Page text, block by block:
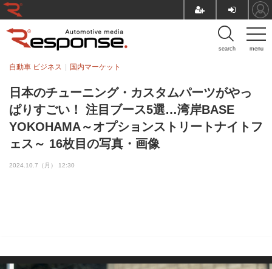
menu
search
日本のチューニング・カスタムパーツがやっ
ぱりすごい！ 注目ブース5選…湾岸BASE
YOKOHAMA～オプションストリートナイトフ
ェス～ 16枚目の写真・画像
自動車 ビジネス 国内マーケット
2024.10.7（月） 12:30